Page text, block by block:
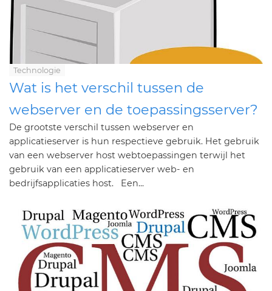
Technologie
Wat is het verschil tussen de
webserver en de toepassingsserver?
De grootste verschil tussen webserver en
applicatieserver is hun respectieve gebruik. Het gebruik
van een webserver host webtoepassingen terwijl het
gebruik van een applicatieserver web- en
bedrijfsapplicaties host. Een...